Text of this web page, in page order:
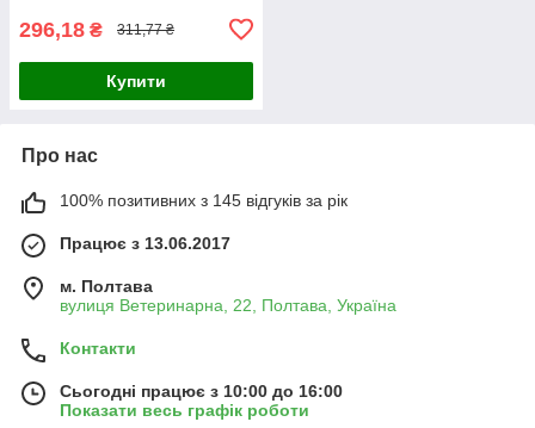
296,18 ₴ 311,77 ₴
Купити
Про нас
100% позитивних з 145 відгуків за рік
Працює з 13.06.2017
м. Полтава
вулиця Ветеринарна, 22, Полтава, Україна
Контакти
Сьогодні працює з 10:00 до 16:00
Показати весь графік роботи